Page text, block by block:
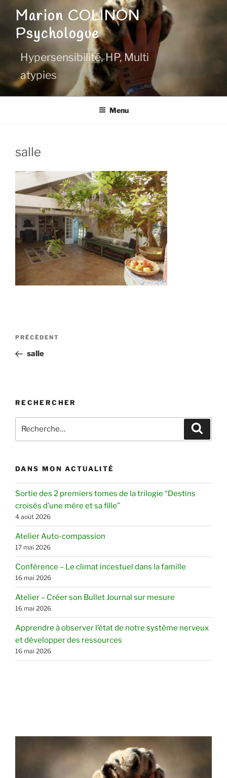
contenu
Marion COLINON
Psychologue
Hypersensibilité, HP, Multi
atypies
Menu
salle
Navigation
l’article
Article
précédent
PRÉCÉDENT
salle
RECHERCHER
pour
DANS MON ACTUALITÉ
Sortie des 2 premiers tomes de la trilogie “Destins
croisés d’une mère et sa fille”
4 août 2026
Atelier Auto-compassion
17 mai 2026
Conférence – Le climat incestuel dans la famille
16 mai 2026
Atelier – Créer son Bullet Journal sur mesure
16 mai 2026
Apprendre à observer l’état de notre système nerveux
et développer des ressources
16 mai 2026